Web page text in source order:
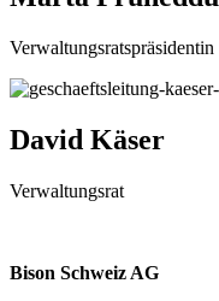
Verwaltungsratspräsidentin
David Käser
Verwaltungsrat
Bison Schweiz AG